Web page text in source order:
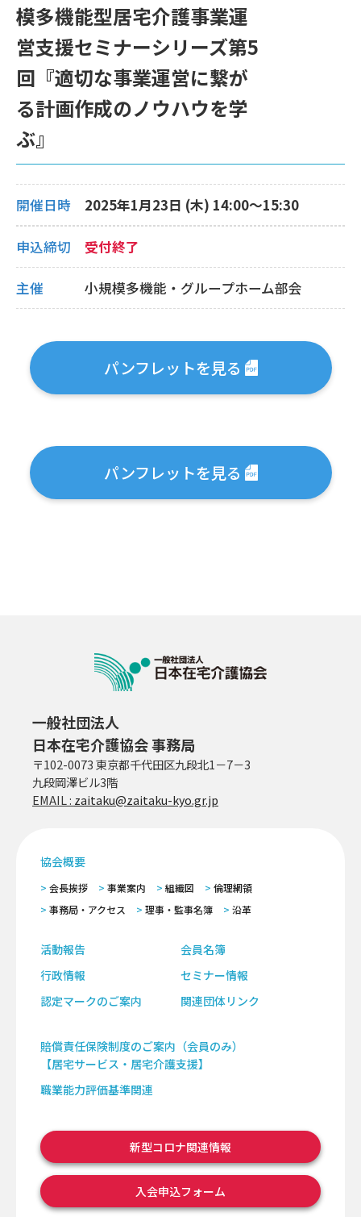
模多機能型居宅介護事業運
営支援セミナーシリーズ第5
回『適切な事業運営に繋が
る計画作成のノウハウを学
ぶ』
開催日時 2025年1月23日 (木) 14:00〜15:30
申込締切 受付終了
主催 小規模多機能・グループホーム部会
パンフレットを見る
パンフレットを見る
一般社団法人
日本在宅介護協会 事務局
〒102-0073 東京都千代田区九段北1－7－3
九段岡澤ビル3階
EMAIL : zaitaku@zaitaku-kyo.gr.jp
協会概要
会長挨拶 事業案内 組織図
倫理網領
事務局・アクセス
理事・監事名簿 沿革
活動報告
会員名簿
行政情報
セミナー情報
認定マークのご案内
関連団体リンク
賠償責任保険制度のご案内（会員のみ）
【居宅サービス・居宅介護支援】
職業能力評価基準関連
新型コロナ関連情報
入会申込フォーム